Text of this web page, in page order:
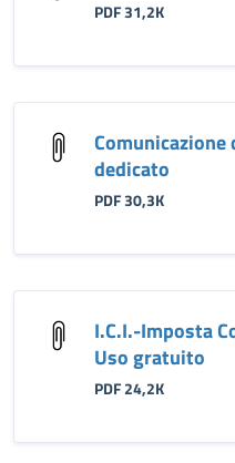
PDF 31,2K
Comunicazione
dedicato
PDF 30,3K
I.C.I.-Imposta
Uso gratuito
PDF 24,2K